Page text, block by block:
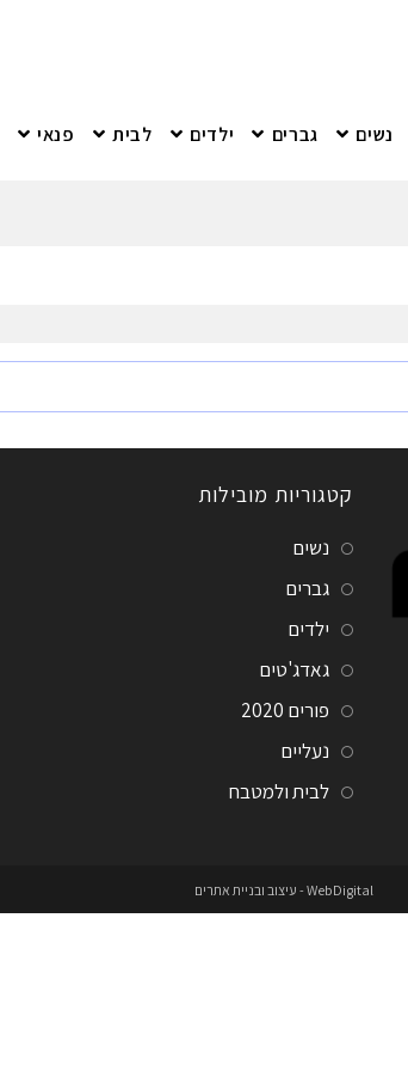
נשים גברים ילדים לבית פנאי
קטגוריות מובילות
נשים
גברים
ילדים
גאדג'טים
פורים 2020
נעליים
לבית ולמטבח
WebDigital- עיצוב ובניית אתרים